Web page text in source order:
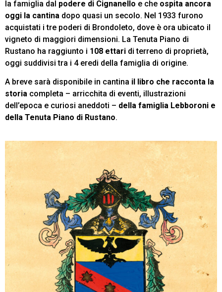
la famiglia dal podere di Cignanello e che ospita ancora
oggi la cantina dopo quasi un secolo. Nel 1933 furono
acquistati i tre poderi di Brondoleto, dove è ora ubicato il
vigneto di maggiori dimensioni. La Tenuta Piano di
Rustano ha raggiunto i 108 ettari di terreno di proprietà,
oggi suddivisi tra i 4 eredi della famiglia di origine.
A breve sarà disponibile in cantina il libro che racconta la
storia completa – arricchita di eventi, illustrazioni
dell’epoca e curiosi aneddoti – della famiglia Lebboroni e
della Tenuta Piano di Rustano.